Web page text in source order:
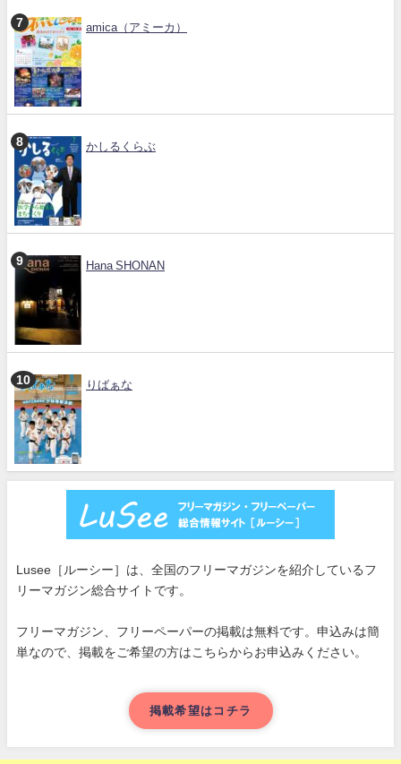
amica（アミーカ）
かしるくらぶ
Hana SHONAN
りばぁな
Lusee［ルーシー］は、全国のフリーマガジンを紹介しているフ
リーマガジン総合サイトです。
フリーマガジン、フリーペーパーの掲載は無料です。申込みは簡
単なので、掲載をご希望の方はこちらからお申込みください。
掲載希望はコチラ